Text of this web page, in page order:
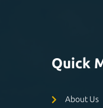
Quick
About Us